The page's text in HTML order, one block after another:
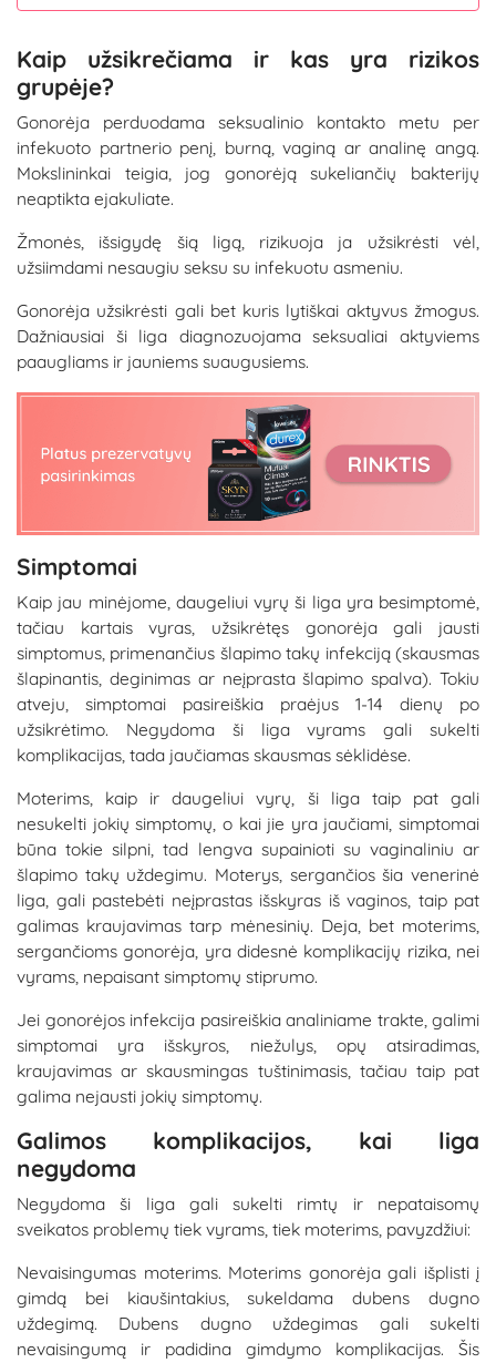
Kaip užsikrečiama ir kas yra rizikos
grupėje?
Gonorėja perduodama seksualinio kontakto metu per
infekuoto partnerio penį, burną, vaginą ar analinę angą.
Mokslininkai teigia, jog gonorėją sukeliančių bakterijų
neaptikta ejakuliate.
Žmonės, išsigydę šią ligą, rizikuoja ja užsikrėsti vėl,
užsiimdami nesaugiu seksu su infekuotu asmeniu.
Gonorėja užsikrėsti gali bet kuris lytiškai aktyvus žmogus.
Dažniausiai ši liga diagnozuojama seksualiai aktyviems
paaugliams ir jauniems suaugusiems.
Simptomai
Kaip jau minėjome, daugeliui vyrų ši liga yra besimptomė,
tačiau kartais vyras, užsikrėtęs gonorėja gali jausti
simptomus, primenančius šlapimo takų infekciją (skausmas
šlapinantis, deginimas ar neįprasta šlapimo spalva). Tokiu
atveju, simptomai pasireiškia praėjus 1-14 dienų po
užsikrėtimo. Negydoma ši liga vyrams gali sukelti
komplikacijas, tada jaučiamas skausmas sėklidėse.
Moterims, kaip ir daugeliui vyrų, ši liga taip pat gali
nesukelti jokių simptomų, o kai jie yra jaučiami, simptomai
būna tokie silpni, tad lengva supainioti su vaginaliniu ar
šlapimo takų uždegimu. Moterys, sergančios šia venerinė
liga, gali pastebėti neįprastas išskyras iš vaginos, taip pat
galimas kraujavimas tarp mėnesinių. Deja, bet moterims,
sergančioms gonorėja, yra didesnė komplikacijų rizika, nei
vyrams, nepaisant simptomų stiprumo.
Jei gonorėjos infekcija pasireiškia analiniame trakte, galimi
simptomai yra išskyros, niežulys, opų atsiradimas,
kraujavimas ar skausmingas tuštinimasis, tačiau taip pat
galima nejausti jokių simptomų.
Galimos komplikacijos, kai liga
negydoma
Negydoma ši liga gali sukelti rimtų ir nepataisomų
sveikatos problemų tiek vyrams, tiek moterims, pavyzdžiui:
Nevaisingumas moterims. Moterims gonorėja gali išplisti į
gimdą bei kiaušintakius, sukeldama dubens dugno
uždegimą. Dubens dugno uždegimas gali sukelti
nevaisingumą ir padidina gimdymo komplikacijas. Šis